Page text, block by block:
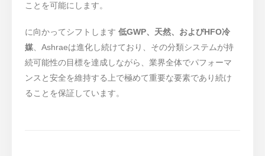
ことを可能にします。
に向かってシフトします低GWP、天然、およびHFO冷
媒 、Ashraeは進化し続けており、その分類システムが持
続可能性の目標を達成しながら、業界全体でパフォーマ
ンスと安全を維持する上で極めて重要な要素であり続け
ることを保証しています。